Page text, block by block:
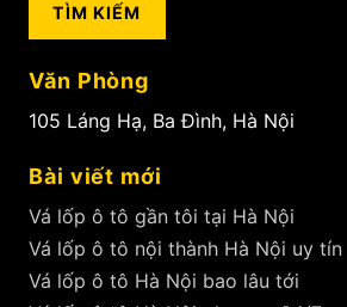
Văn Phòng
105 Láng Hạ, Ba Đình, Hà Nội
Bài viết mới
Vá lốp ô tô gần tôi tại Hà Nội
Vá lốp ô tô nội thành Hà Nội uy tín
Vá lốp ô tô Hà Nội bao lâu tới